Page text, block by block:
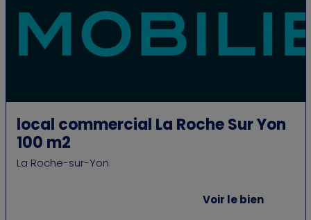
local commercial La Roche Sur Yon
100 m2
La Roche-sur-Yon
Voir le bien